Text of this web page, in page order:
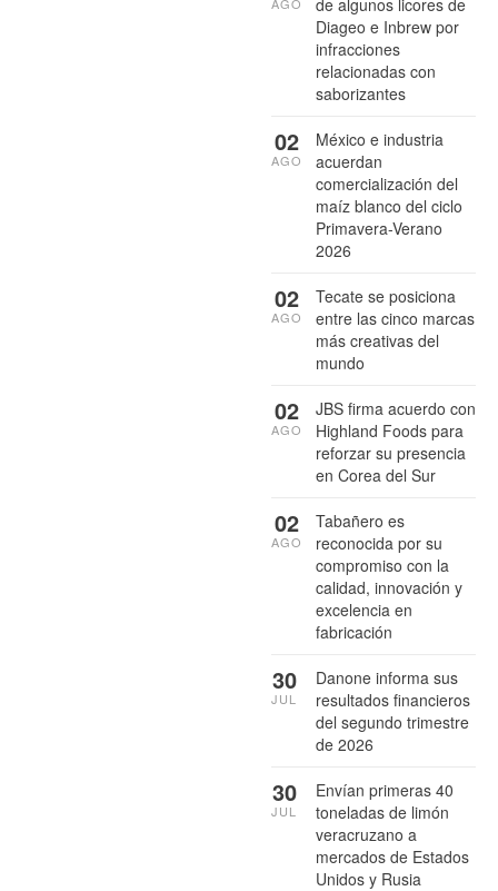
Diageo e Inbrew por
infracciones
relacionadas con
saborizantes
México e industria
acuerdan
comercialización del
maíz blanco del ciclo
Primavera-Verano
2026
02
AGO
Tecate se posiciona
entre las cinco marcas
más creativas del
mundo
02
AGO
JBS firma acuerdo con
Highland Foods para
reforzar su presencia
en Corea del Sur
02
AGO
Tabañero es
reconocida por su
compromiso con la
calidad, innovación y
excelencia en
fabricación
02
AGO
Danone informa sus
resultados financieros
del segundo trimestre
de 2026
30
JUL
Envían primeras 40
toneladas de limón
veracruzano a
mercados de Estados
Unidos y Rusia
30
JUL